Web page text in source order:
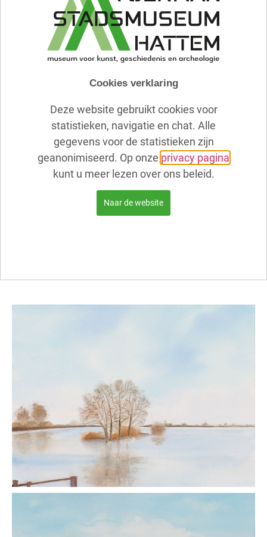
schilderen en de laatste 15 tot 20 jaar is ze hier
intensief mee bezig geweest.
De tentoonstelling van Marianne Voeten richt zich
op de landschappen uit de omgeving van Hattem,
de IJssel en de Wadden, die ze heeft geschilderd in
tentoonstelling over aan de natuur, beelden die
Marianne laat zien en laat je meenemen in de
wolken, water en weidsheid van haar schilderijen.
Marianne gaat buiten op zoek naar het verhaal voor
haar aquarellen, maakt foto’s en schetsen van het
landschap, en werkt deze vervolgens zorgvuldig uit
Cookies verklaring
Deze website gebruikt cookies voor
statistieken, navigatie en chat. Alle
gegevens voor de statistieken zijn
geanonimiseerd. Op onze privacy pagina
kunt u meer lezen over ons beleid.
Naar de website